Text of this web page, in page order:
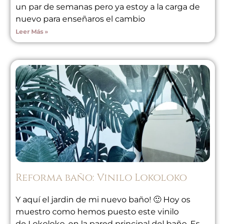
un par de semanas pero ya estoy a la carga de
nuevo para enseñaros el cambio
Leer Más »
Reforma baño: Vinilo Lokoloko
Y aquí el jardin de mi nuevo baño! 🙂 Hoy os
muestro como hemos puesto este vinilo